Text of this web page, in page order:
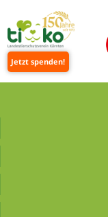
Jetzt spenden!